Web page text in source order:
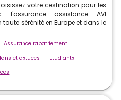
votre destination pour les
l'assurance assistance AVI
sérénité en Europe et dans le
Assurance rapatriement
et astuces
Etudiants